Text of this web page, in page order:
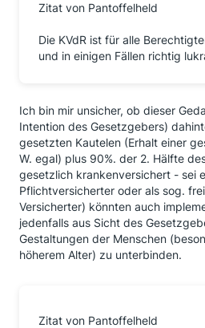
Zitat von Pantoffelheld
Die KVdR ist für alle
und in einigen Fällen richtig
Ich bin mir unsicher, ob dieser
Intention des Gesetzgebers)
gesetzten Kautelen (Erhalt einer
W. egal) plus 90%. der 2. Hälfte
gesetzlich krankenversichert - sei
Pflichtversicherter oder als sog.
Versicherter) könnten auch
jedenfalls aus Sicht des
Gestaltungen der Menschen
höherem Alter) zu unterbinden.
Zitat von Pantoffelheld